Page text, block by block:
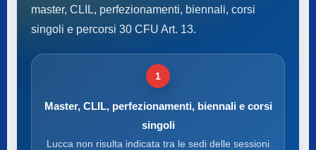
master, CLIL, perfezionamenti, biennali, corsi
singoli e percorsi 30 CFU Art. 13.
1
Master, CLIL, perfezionamenti, biennali e corsi
singoli
Lucca non risulta indicata tra le sedi delle sessioni